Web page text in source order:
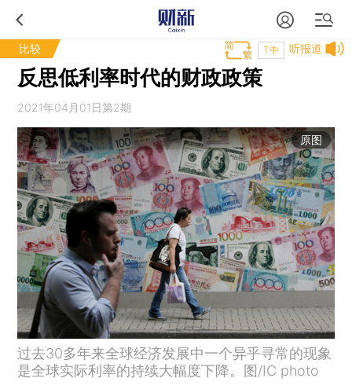
比较 听报道
T中
反思低利率时代的财政政策
2021年04月01日第2期
原图
过去30多年来全球经济发展中一个异乎寻常的现象
是全球实际利率的持续大幅度下降。图/IC photo